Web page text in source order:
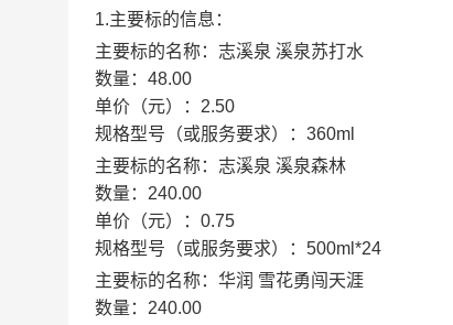
1.主要标的信息：
主要标的名称： 志溪泉 溪泉苏打水
数量： 48.00
单价（元）： 2.50
规格型号（或服务要求）： 360ml
主要标的名称： 志溪泉 溪泉森林
数量： 240.00
单价（元）： 0.75
规格型号（或服务要求）： 500ml*24
主要标的名称： 华润 雪花勇闯天涯
数量： 240.00